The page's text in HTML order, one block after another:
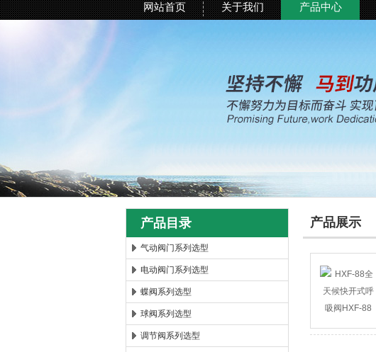
郑州森玛自控阀门有限公司
网站首页 关于我们 产品中心
产品目录
气动阀门系列选型
电动阀门系列选型
蝶阀系列选型
球阀系列选型
调节阀系列选型
产品展示